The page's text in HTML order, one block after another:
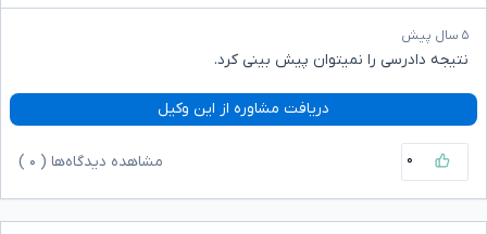
۵ سال پیش
نتیجه دادرسی را نمیتوان پیش بینی کرد.
دریافت مشاوره از این وکیل
۰ مشاهده دیدگاه‌ها ( ۰